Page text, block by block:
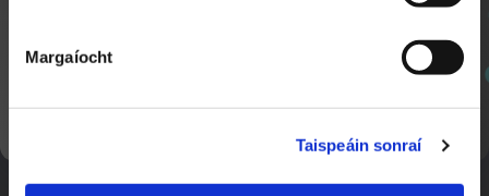
Margaíocht
Taispeáin sonraí